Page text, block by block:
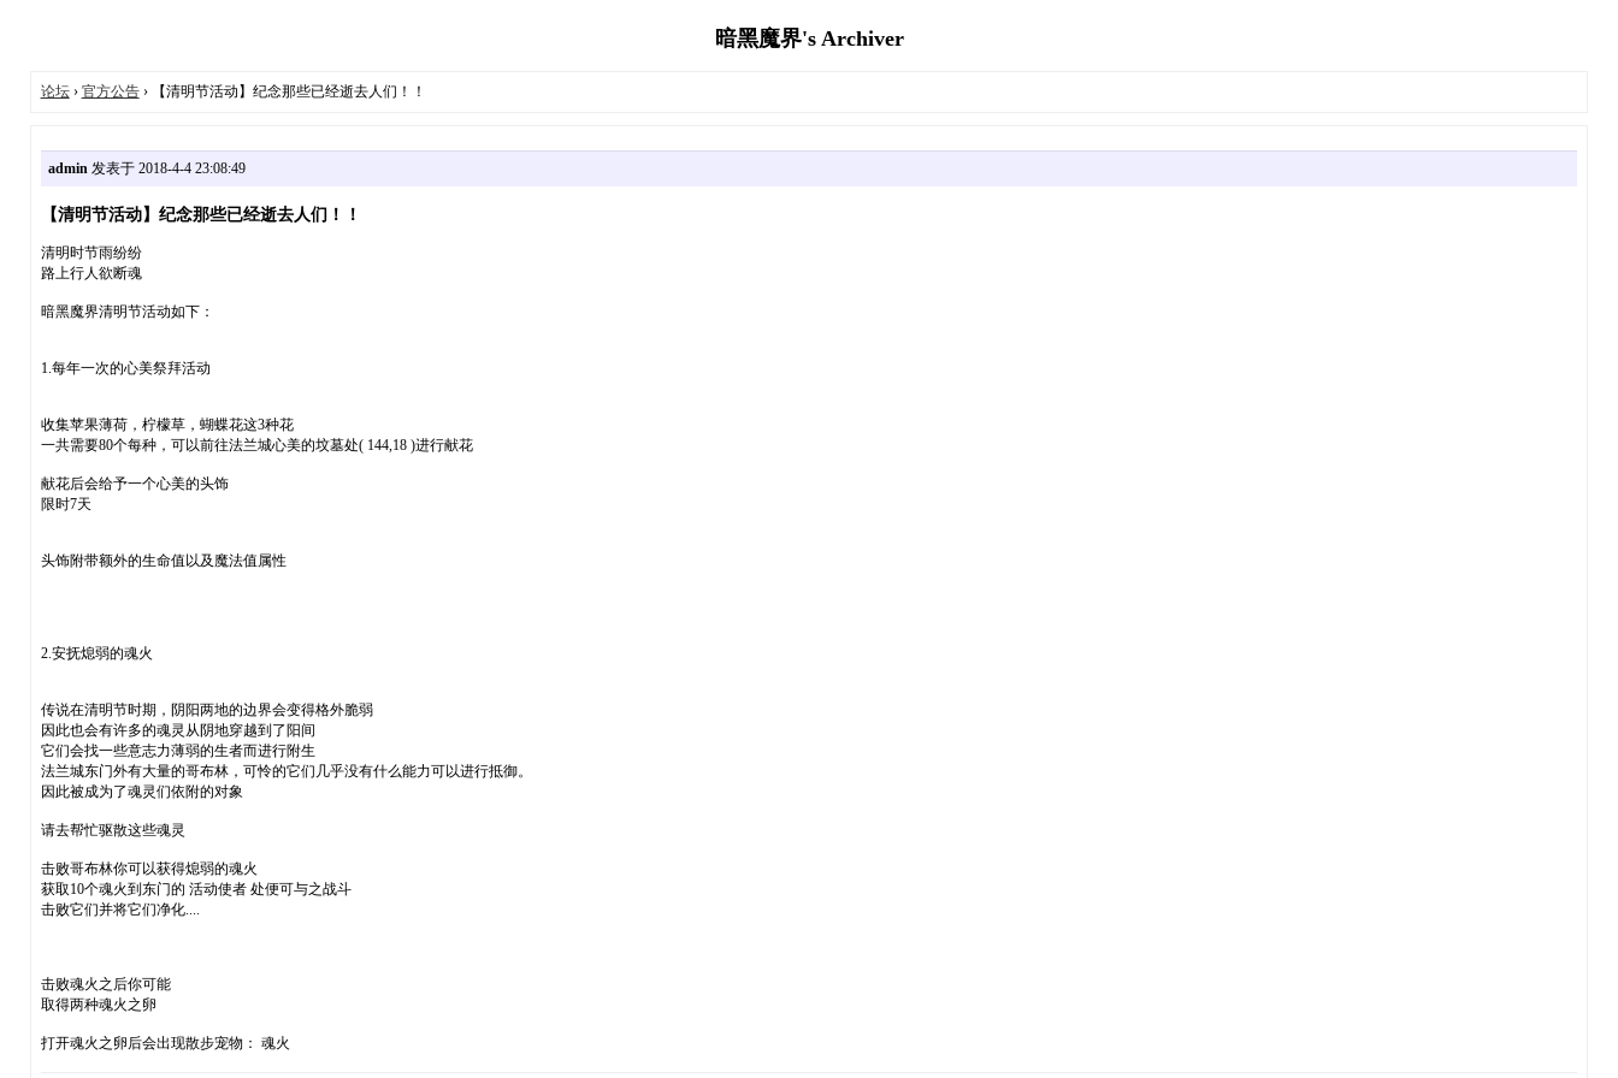
暗黑魔界's Archiver
论坛› 官方公告› 【清明节活动】纪念那些已经逝去人们！！
admin发表于 2018-4-4 23:08:49
【清明节活动】纪念那些已经逝去人们！！
清明时节雨纷纷
路上行人欲断魂
暗黑魔界清明节活动如下：
1.每年一次的心美祭拜活动
收集苹果薄荷，柠檬草，蝴蝶花这3种花
一共需要80个每种，可以前往法兰城心美的坟墓处( 144,18 )进行献花
献花后会给予一个心美的头饰
限时7天
头饰附带额外的生命值以及魔法值属性
2.安抚熄弱的魂火
传说在清明节时期，阴阳两地的边界会变得格外脆弱
因此也会有许多的魂灵从阴地穿越到了阳间
它们会找一些意志力薄弱的生者而进行附生
法兰城东门外有大量的哥布林，可怜的它们几乎没有什么能力可以进行抵御。
因此被成为了魂灵们依附的对象
请去帮忙驱散这些魂灵
击败哥布林你可以获得熄弱的魂火
获取10个魂火到东门的 活动使者 处便可与之战斗
击败它们并将它们净化....
击败魂火之后你可能
取得两种魂火之卵
打开魂火之卵后会出现散步宠物： 魂火